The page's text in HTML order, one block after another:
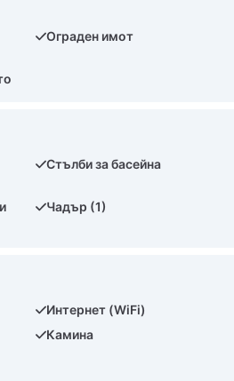
Ограден имот
Стълби за басейна
Чадър (1)
Интернет (WiFi)
Камина